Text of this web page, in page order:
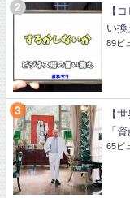
【
い換
89ビ
【
「
65ビ